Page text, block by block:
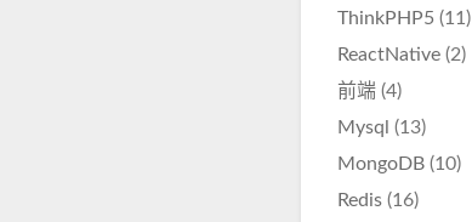
ThinkPHP5(11)
ReactNative(2)
前端(4)
Mysql (13)
MongoDB(10)
Redis(16)